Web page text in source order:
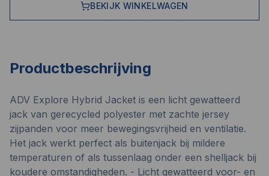
BEKIJK WINKELWAGEN
Productbeschrijving
ADV Explore Hybrid Jacket is een licht gewatteerd
jack van gerecycled polyester met zachte jersey
zijpanden voor meer bewegingsvrijheid en ventilatie.
Het jack werkt perfect als buitenjack bij mildere
temperaturen of als tussenlaag onder een shelljack bij
koudere omstandigheden. - Licht gewatteerd voor- en